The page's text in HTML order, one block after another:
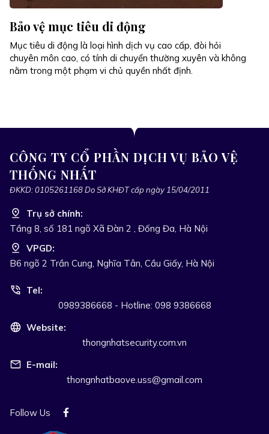
Bảo vệ mục tiêu di động
Mục tiêu di động là loại hình dịch vụ cao cấp, đòi hỏi
chuyên môn cao, có tính di chuyển thường xuyên và không
nằm trong một phạm vi chủ quyền nhất định.
CÔNG TY CỔ PHẦN DỊCH VỤ BẢO VỆ
THỐNG NHẤT
ĐKKD: 0105261168 Do Sở KHĐT cấp ngày 15/04/2011
Trụ sở chính:
Tầng 8, số 181 ngõ Xã Đàn 2 , Đống Đa, Hà Nội
VPGD:
B6 ngõ 2 Trần Cung, Nghĩa Tân, Cầu Giấy, Hà Nội
Tel:
0989386668 - Hotline: 098 9386668
Website:
thongnhatsecurity.com.vn
E-mail:
thongnhatbaove.uss@gmail.com
Follow Us